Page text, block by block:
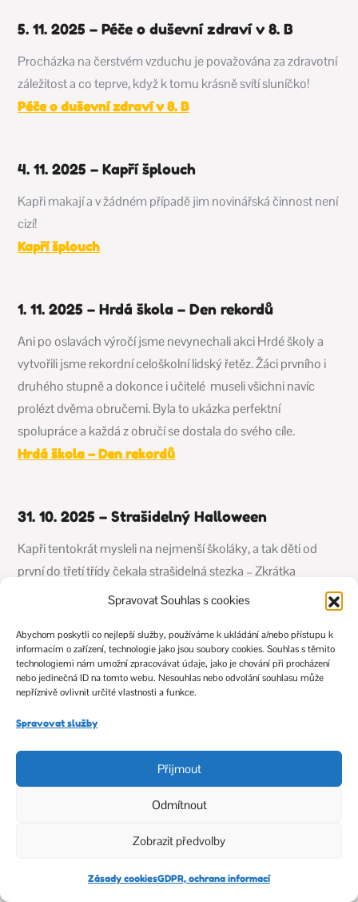
Spravovat Souhlas s cookies
Abychom poskytli co nejlepší služby, používáme k ukládání a/nebo přístupu k
informacím o zařízení, technologie jako jsou soubory cookies. Souhlas s těmito
technologiemi nám umožní zpracovávat údaje, jako je chování při procházení
nebo jedinečná ID na tomto webu. Nesouhlas nebo odvolání souhlasu může
nepříznivě ovlivnit určité vlastnosti a funkce.
Spravovat služby
Přijmout
Odmítnout
Zobrazit předvolby
Zásady cookiesGDPR, ochrana informací
5. 11. 2025 – Péče o duševní zdraví v 8. B
Procházka na čerstvém vzduchu je považována za zdravotní
záležitost a co teprve, když k tomu krásně svítí sluníčko!
Péče o duševní zdraví v 8. B
4. 11. 2025 – Kapří šplouch
Kapři makají a v žádném případě jim novinářská činnost není
cizí!
Kapří šplouch
1. 11. 2025 – Hrdá škola – Den rekordů
Ani po oslavách výročí jsme nevynechali akci Hrdé školy a
vytvořili jsme rekordní celoškolní lidský řetěz. Žáci prvního i
druhého stupně a dokonce i učitelé museli všichni navíc
prolézt dvěma obručemi. Byla to ukázka perfektní
spolupráce a každá z obručí se dostala do svého cíle.
Hrdá škola – Den rekordů
31. 10. 2025 – Strašidelný Halloween
Kapři tentokrát mysleli na nejmenší školáky, a tak děti od
první do třetí třídy čekala strašidelná stezka – Zkrátka
strašidelné dopoledne na max!
30. 10. 2025 – 180. výročí naší školy
24. 10. 2025 – Novinky ze ŠD
Říjen ve školní družince byl opět velmi akční.